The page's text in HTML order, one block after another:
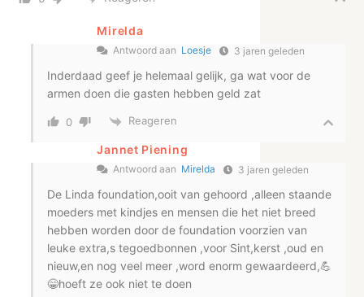
Mirelda
Antwoord aan Loesje 3 jaren geleden
Inderdaad geef je helemaal gelijk, ga wat voor de
armen doen die gasten hebben geld zat
0 Reageren
Jannet Piening
Antwoord aan Mirelda 3 jaren geleden
De Linda foundation,ooit van gehoord ,alleen staande
moeders met kindjes en mensen die het niet breed
hebben worden door de foundation voorzien van
leuke extra,s tegoedbonnen ,voor Sint,kerst ,oud en
nieuw,en nog veel meer ,word enorm gewaardeerd,💪
😁hoeft ze ook niet te doen